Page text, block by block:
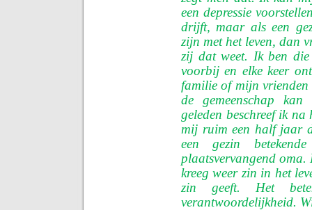
een depressie
drijft, maar als een
zijn met het leven, dan
zij dat weet. Ik ben
voorbij en elke keer
familie of mijn
de gemeenschap
geleden beschreef ik
mij ruim een half jaar
een gezin
plaatsvervangend oma.
kreeg weer zin in het
zin geeft. Het
verantwoordelijkheid.